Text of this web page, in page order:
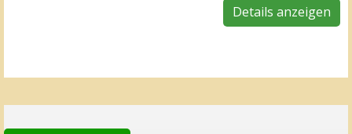
Details anzeigen